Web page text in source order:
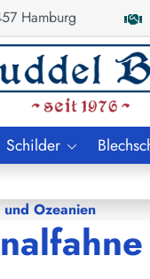
Hamburg
Schilder
Ozeanien